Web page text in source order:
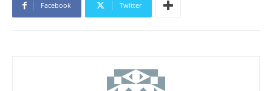
Facebook Twitter